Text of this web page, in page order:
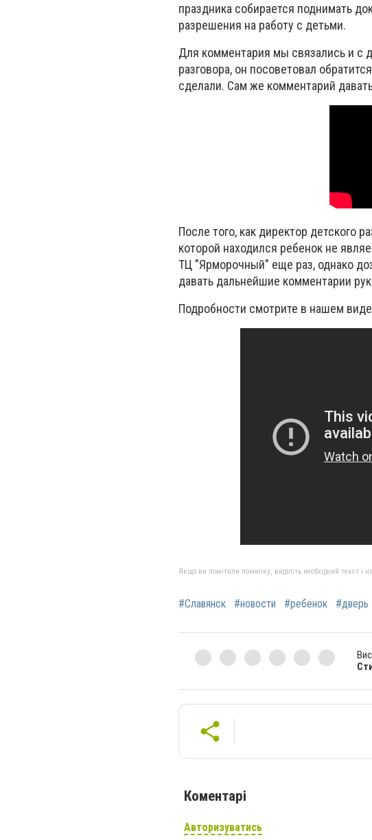
праздника собирается поднимать
разрешения на работу с детьми.
Для комментария мы связались и с
разговора, он посоветовал
сделали. Сам же комментарий
После того, как директор детского
которой находился ребенок не
ТЦ "Ярморочный" еще раз, однако
давать дальнейшие комментарии
Подробности смотрите в нашем
Якщо ви помітили помилку, виділіть необхідний текст і
#Славянск #новости #ребенок #дверь
Коментарі
Авторизуватись